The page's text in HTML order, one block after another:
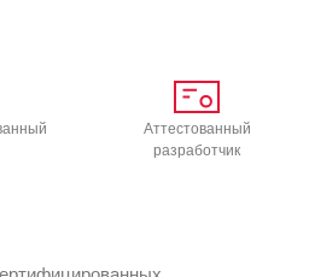
Аттестованный
разработчик